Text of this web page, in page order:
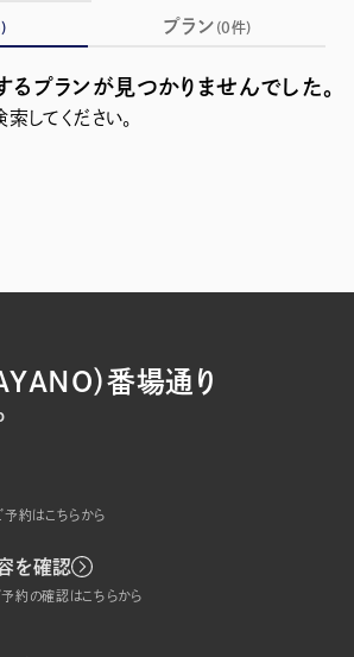
プラン (0件)
プランが見つかりませんでした。
してください。
）番場通り
予約はこちらから
を確認
約の確認はこちらから